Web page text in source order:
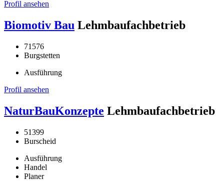
Profil ansehen
Biomotiv Bau Lehmbaufachbetrieb
71576
Burgstetten
Ausführung
Profil ansehen
NaturBauKonzepte Lehmbaufachbetrieb
51399
Burscheid
Ausführung
Handel
Planer